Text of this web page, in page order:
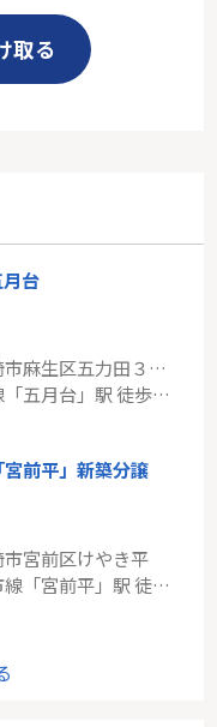
取る
台
神奈川県川崎市麻生区五力田３丁目
小田急多摩線「五月台」駅 徒歩1分
前平」新築分譲
宮前区けやき平
東急田園都市線「宮前平」駅 徒歩20分